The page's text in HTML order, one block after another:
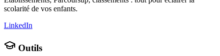
scolarité de vos enfants.
LinkedIn
Outils